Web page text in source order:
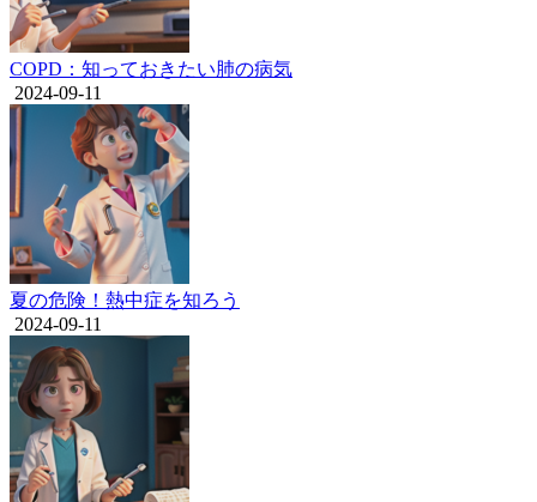
COPD：知っておきたい肺の病気
2024-09-11
夏の危険！熱中症を知ろう
2024-09-11